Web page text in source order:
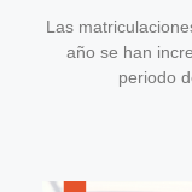
Las
año se han
periodo